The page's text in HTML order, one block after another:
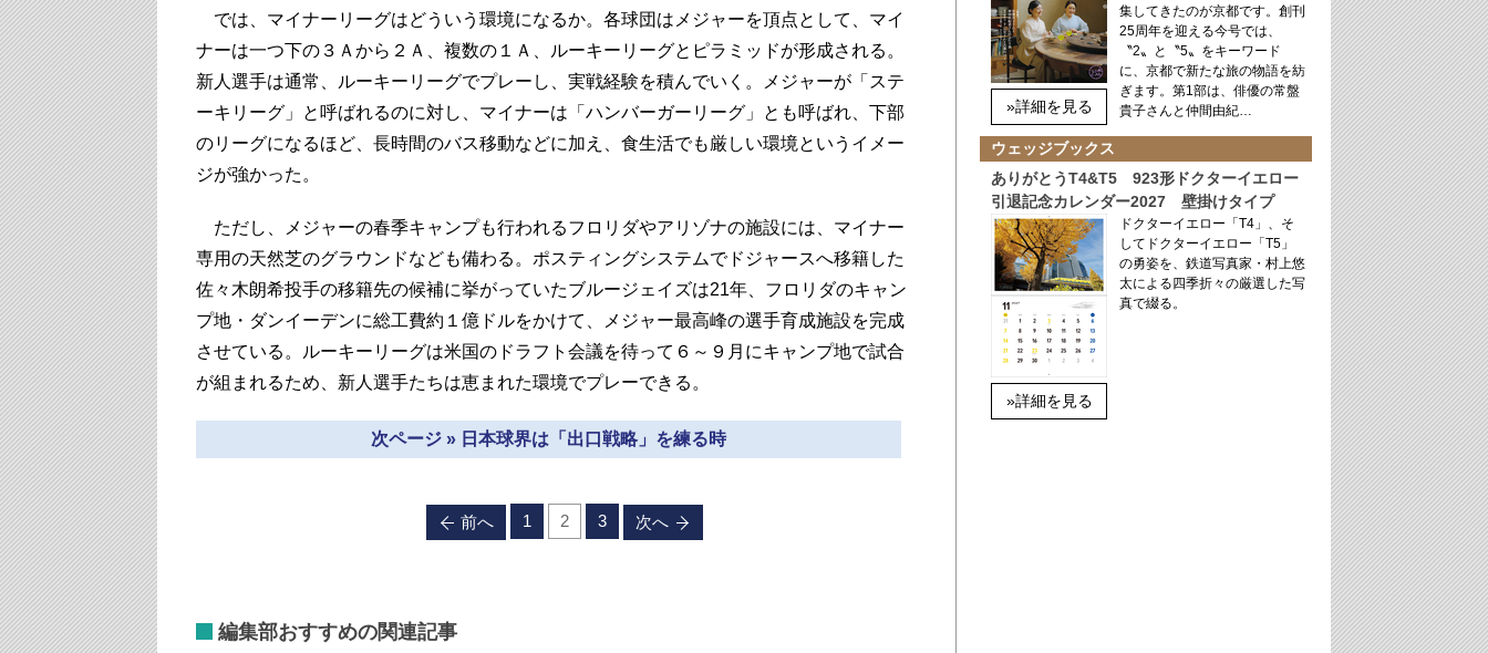
では、マイナーリーグはどういう環境になるか。各球団はメジャーを頂点として、マイ
ナーは一つ下の３Ａから２Ａ、複数の１Ａ、ルーキーリーグとピラミッドが形成される。
新人選手は通常、ルーキーリーグでプレーし、実戦経験を積んでいく。メジャーが「ステ
ーキリーグ」と呼ばれるのに対し、マイナーは「ハンバーガーリーグ」とも呼ばれ、下部
のリーグになるほど、長時間のバス移動などに加え、食生活でも厳しい環境というイメー
ジが強かった。
ただし、メジャーの春季キャンプも行われるフロリダやアリゾナの施設には、マイナー
専用の天然芝のグラウンドなども備わる。ポスティングシステムでドジャースへ移籍した
佐々木朗希投手の移籍先の候補に挙がっていたブルージェイズは21年、フロリダのキャン
プ地・ダンイーデンに総工費約１億ドルをかけて、メジャー最高峰の選手育成施設を完成
させている。ルーキーリーグは米国のドラフト会議を待って６～９月にキャンプ地で試合
が組まれるため、新人選手たちは恵まれた環境でプレーできる。
次ページ » 日本球界は「出口戦略」を練る時
前へ 1 2 3 次へ
編集部おすすめの関連記事
»詳細を見る
集してきたのが京都です。創刊
25周年を迎える今号では、
〝2〟と〝5〟をキーワード
に、京都で新たな旅の物語を紡
ぎます。第1部は、俳優の常盤
貴子さんと仲間由紀…
ウェッジブックス
ありがとうT4&T5 923形ドクターイエロー
引退記念カレンダー2027 壁掛けタイプ
»詳細を見る
ドクターイエロー「T4」、そ
してドクターイエロー「T5」
の勇姿を、鉄道写真家・村上悠
太による四季折々の厳選した写
真で綴る。